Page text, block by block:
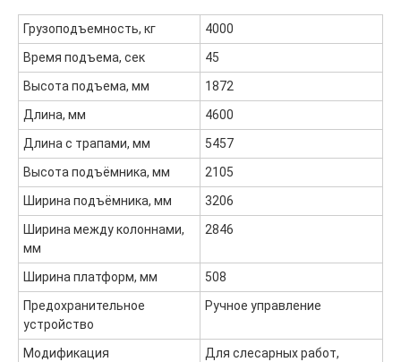
Грузоподъемность, кг
4000
Время подъема, сек
45
Высота подъема, мм
1872
Длина, мм
4600
Длина с трапами, мм
5457
Высота подъёмника, мм
2105
Ширина подъёмника, мм
3206
Ширина между колоннами,
мм
2846
Ширина платформ, мм
508
Предохранительное
устройство
Ручное управление
Модификация
Для слесарных работ,
ООО "ФорАвтоКом"
Доставка и оплата
Контакты
ООО "ФорАвтоКом", ИНН:6165230254,ОГРН 1216100025063
Политика обработки персональных данных
2015-2025